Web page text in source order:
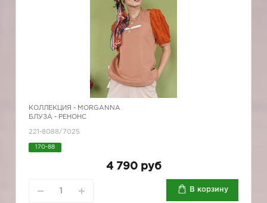
КОЛЛЕКЦИЯ - MORGANNA
БЛУЗА - РЕНОНС
221-8088/7025
170-88
4 790 руб
В корзину